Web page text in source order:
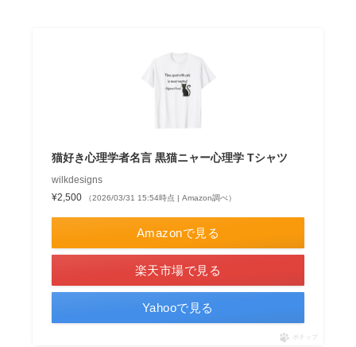
猫好き心理学者名言 黒猫ニャー心理学 Tシャツ
wilkdesigns
¥2,500
（2026/03/31 15:54時点 | Amazon調べ）
Amazonで見る
楽天市場で見る
Yahooで見る
ポチップ